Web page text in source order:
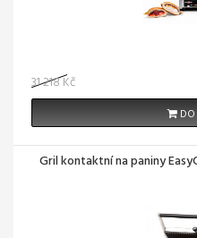
31 218 Kč
Gril kontaktní na paniny